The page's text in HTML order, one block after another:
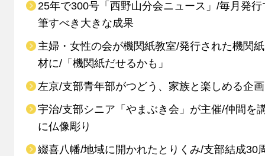
25年で300号「西野山分会ニュース」/毎月発行
筆すべき大きな成果
主婦・女性の会が機関紙教室/発行された機関
材に/「機関紙だせるかも」
左京/支部青年部がつどう、家族と楽しめる企
宇治/支部シニア「やまぶき会」が主催/仲間を
に仏像彫り
綴喜八幡/地域に開かれたとりくみ/支部結成30